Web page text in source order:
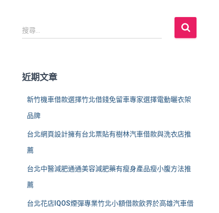
搜
尋
:
搜尋...
近期文章
新竹機車借款選擇竹北借錢免留車專家選擇電動曬衣架
品牌
台北網頁設計擁有台北票貼有樹林汽車借款與洗衣店推
薦
台北中醫減肥通通美容減肥藥有瘦身產品瘦小腹方法推
薦
台北花店IQOS煙彈專業竹北小額借款飲界於高雄汽車借